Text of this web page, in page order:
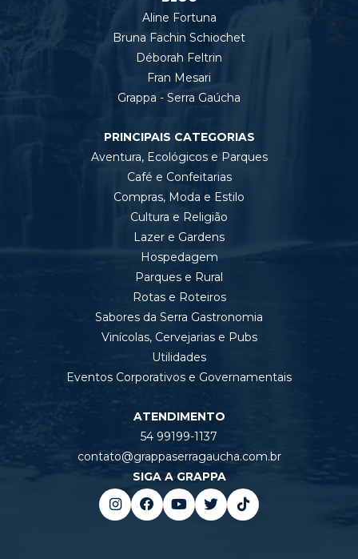
Aline Fortuna
Bruna Fachin Schiochet
Déborah Feltrin
Fran Mesari
Grappa - Serra Gaúcha
PRINCIPAIS CATEGORIAS
Aventura, Ecológicos e Parques
Café e Confeitarias
Compras, Moda e Estilo
Cultura e Religião
Lazer e Gardens
Hospedagem
Parques e Rural
Rotas e Roteiros
Sabores da Serra Gastronomia
Vinícolas, Cervejarias e Pubs
Utilidades
Eventos Corporativos e Governamentais
ATENDIMENTO
54 99199-1137
contato@grappaserragaucha.com.br
SIGA A GRAPPA